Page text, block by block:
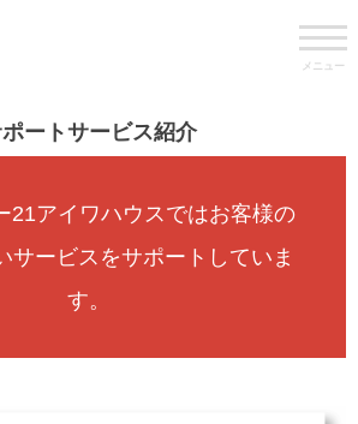
メニュー
ートサービス紹介
21アイワハウスではお客様の
サービスをサポートしていま
す。